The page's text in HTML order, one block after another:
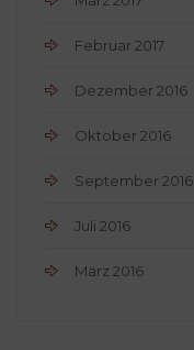
Februar 2017
Dezember 2016
Oktober 2016
September 2016
Juli 2016
März 2016